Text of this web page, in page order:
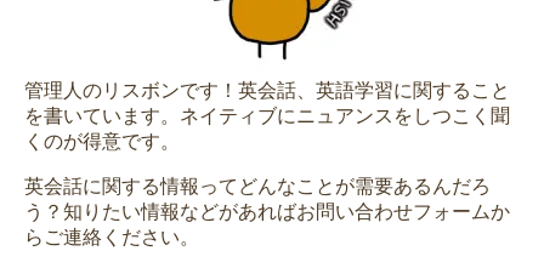
管理人のリスボンです！英会話、英語学習に関すること
を書いています。ネイティブにニュアンスをしつこく聞
くのが得意です。
英会話に関する情報ってどんなことが需要あるんだろ
う？知りたい情報などがあればお問い合わせフォームか
らご連絡ください。